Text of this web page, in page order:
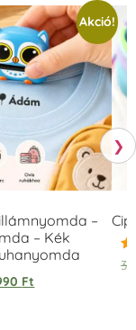
Akció!
–
– Kék
Ft
❯